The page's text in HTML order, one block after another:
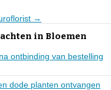
→
in Bloemen
ontbinding van bestelling
dode planten ontvangen